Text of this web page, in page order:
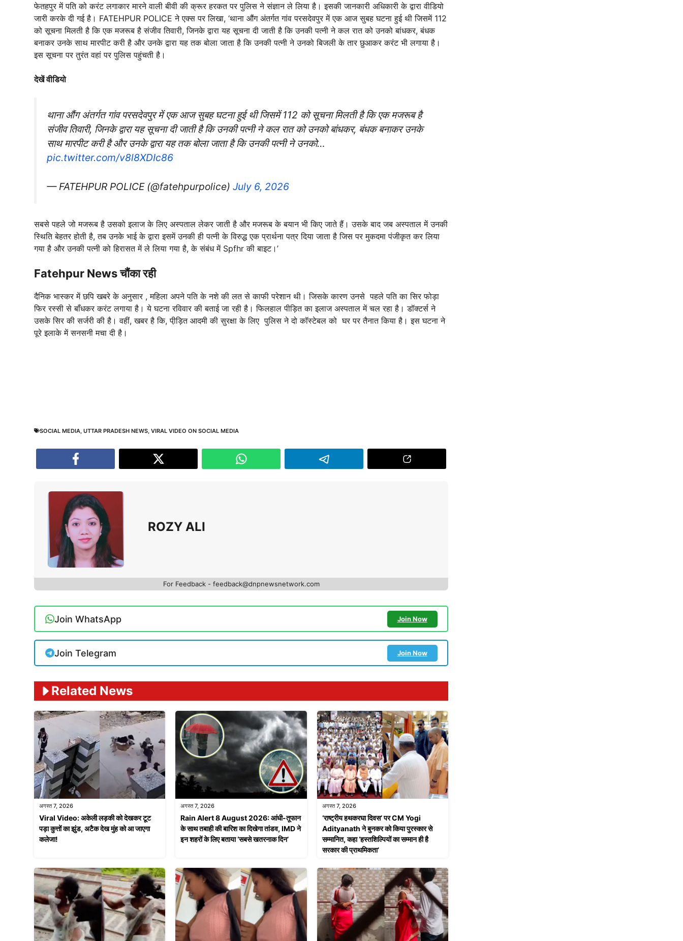
फेतहपुर में पति को करंट लगाकार मारने वाली बीवी की क्रूर हरकत पर पुलिस ने संज्ञान ले लिया है। इसकी जानकारी अधिकारी के द्वारा वीडियो
जारी करके दी गई है। FATEHPUR POLICE ने एक्स पर लिखा, ‘थाना औंग अंतर्गत गांव परसदेवपुर में एक आज सुबह घटना हुई थी जिसमें 112
को सूचना मिलती है कि एक मजरूब है संजीव तिवारी, जिनके द्वारा यह सूचना दी जाती है कि उनकी पत्नी ने कल रात को उनको बांधकर, बंधक
बनाकर उनके साथ मारपीट करी है और उनके द्वारा यह तक बोला जाता है कि उनकी पत्नी ने उनको बिजली के तार छुआकर करंट भी लगाया है।
इस सूचना पर तुरंत वहां पर पुलिस पहुंचती है।
देखें वीडियो
थाना औंग अंतर्गत गांव परसदेवपुर में एक आज सुबह घटना हुई थी जिसमें 112 को सूचना मिलती है कि एक मजरूब है
संजीव तिवारी, जिनके द्वारा यह सूचना दी जाती है कि उनकी पत्नी ने कल रात को उनको बांधकर, बंधक बनाकर उनके
साथ मारपीट करी है और उनके द्वारा यह तक बोला जाता है कि उनकी पत्नी ने उनको…
pic.twitter.com/v8l8XDIc86
— FATEHPUR POLICE (@fatehpurpolice) July 6, 2026
सबसे पहले जो मजरूब है उसको इलाज के लिए अस्पताल लेकर जाती है और मजरूब के बयान भी किए जाते हैं। उसके बाद जब अस्पताल में उनकी
स्थिति बेहतर होती है, तब उनके भाई के द्वारा इसमें उनकी ही पत्नी के विरुद्ध एक प्रार्थना पत्र दिया जाता है जिस पर मुकदमा पंजीकृत कर लिया
गया है और उनकी पत्नी को हिरासत में ले लिया गया है, के संबंध में Spfhr की बाइट।’
Fatehpur News चौंका रही
दैनिक भास्कर में छपि खबरे के अनुसार , महिला अपने पति के नशे की लत से काफी परेशान थी। जिसके कारण उनसे पहले पति का सिर फोड़ा
फिर रस्सी से बाँधकर करंट लगाया है। ये घटना रविवार की बताई जा रही है। फिलहाल पीड़ित का इलाज अस्पताल में चल रहा है। डॉक्टर्स ने
उसके सिर की सर्जरी की है। वहीं, खबर है कि, पी़ड़ित आदमी की सुरक्षा के लिए पुलिस ने दो कॉस्टेबल को घर पर तैनात किया है। इस घटना ने
पूरे इलाके में सनसनी मचा दी है।
SOCIAL MEDIA, UTTAR PRADESH NEWS, VIRAL VIDEO ON SOCIAL MEDIA
ROZY ALI
For Feedback - feedback@dnpnewsnetwork.com
Join WhatsApp Join Now
Join Telegram Join Now
Related News
अगस्त 7, 2026
Viral Video: अकेली लड़की को देखकर टूट
पड़ा कुत्तों का झुंड, अटैक देख मुंह को आ जाएगा
कलेजा!
अगस्त 7, 2026
Rain Alert 8 August 2026: आंधी-तूफान
के साथ तबाही की बारिश का दिखेगा तांडव, IMD ने
इन शहरों के लिए बताया ‘सबसे खतरनाक दिन’
अगस्त 7, 2026
‘राष्ट्रीय हथकरघा दिवस’ पर CM Yogi
Adityanath ने बुनकर को किया पुरस्कार से
सम्मानित, कहा ‘हस्तशिल्पियों का सम्मान ही है
सरकार की प्राथमिकता’